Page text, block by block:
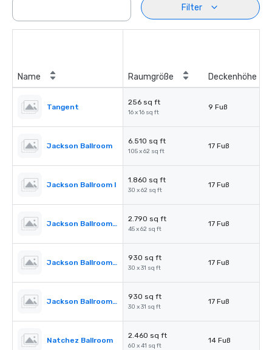
Filter
Name Raumgröße Deckenhöhe
Tangent
256 sq ft
16 x 16 sq ft
9 Fuß
Jackson Ballroom
6.510 sq ft
105 x 62 sq ft
17 Fuß
Jackson Ballroom I
1.860 sq ft
30 x 62 sq ft
17 Fuß
Jackson Ballroom II
2.790 sq ft
45 x 62 sq ft
17 Fuß
Jackson Ballroom III
930 sq ft
30 x 31 sq ft
17 Fuß
Jackson Ballroom IV
930 sq ft
30 x 31 sq ft
17 Fuß
Natchez Ballroom
2.460 sq ft
60 x 41 sq ft
14 Fuß